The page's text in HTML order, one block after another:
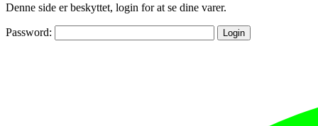
Denne side er beskyttet, login for at se dine varer.
Password: